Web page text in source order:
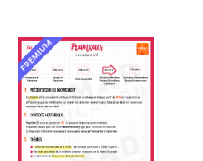
PREMIUM